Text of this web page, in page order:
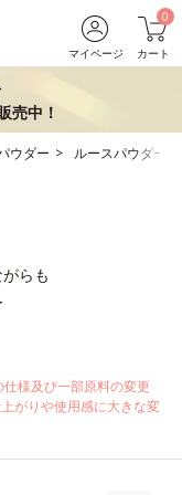
マイページ
0
カート
売中！
ウダー ルースパウダー
らも
様及び一部原料の変更
がりや使用感に大きな変